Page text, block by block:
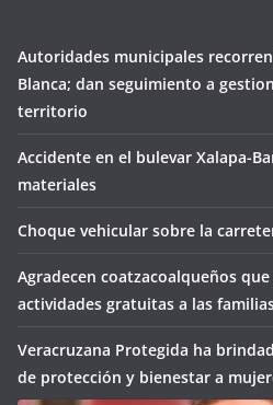
Autoridades municipales
Blanca; dan seguimiento a
territorio
Accidente en el bulevar Xalapa-
materiales
Choque vehicular sobre la
Agradecen coatzacoalqueños
actividades gratuitas a las
Veracruzana Protegida ha
de protección y bienestar a